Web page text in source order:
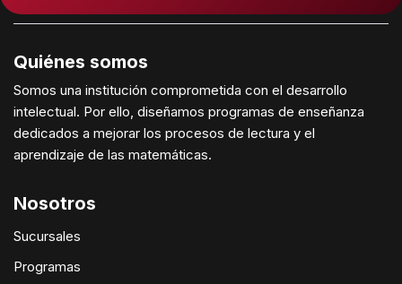
Quiénes somos
Somos una institución comprometida con el desarrollo
intelectual. Por ello, diseñamos programas de enseñanza
dedicados a mejorar los procesos de lectura y el
aprendizaje de las matemáticas.
Nosotros
Sucursales
Programas